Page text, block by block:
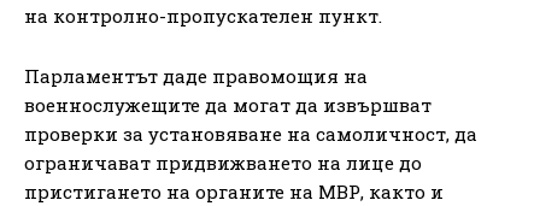
на контролно-пропускателен пункт.
Парламентът даде правомощия на
военнослужещите да могат да извършват
проверки за установяване на самоличност, да
ограничават придвижването на лице до
пристигането на органите на МВР, както и